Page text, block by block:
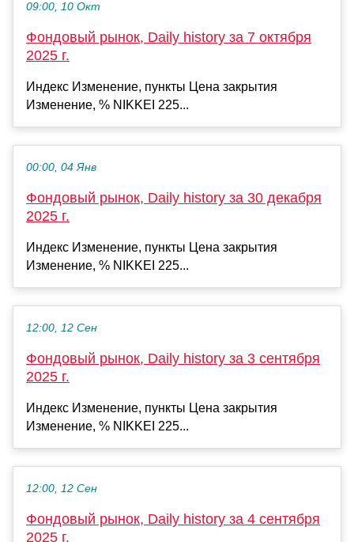
09:00, 10 Окт
Фондовый рынок, Daily history за 7 октября
2025 г.
Индекс Изменение, пункты Цена закрытия
Изменение, % NIKKEI 225...
00:00, 04 Янв
Фондовый рынок, Daily history за 30 декабря
2025 г.
Индекс Изменение, пункты Цена закрытия
Изменение, % NIKKEI 225...
12:00, 12 Сен
Фондовый рынок, Daily history за 3 сентября
2025 г.
Индекс Изменение, пункты Цена закрытия
Изменение, % NIKKEI 225...
12:00, 12 Сен
Фондовый рынок, Daily history за 4 сентября
2025 г.